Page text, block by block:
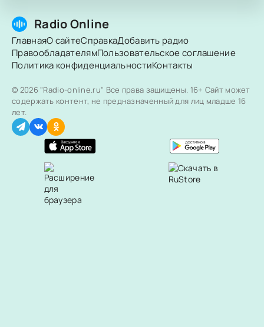
Radio Online
ГлавнаяО сайтеСправкаДобавить радио
ПравообладателямПользовательское соглашение
Политика конфиденциальностиКонтакты
© 2026 "Radio-online.ru" Все права защищены. 16+ Сайт может
содержать контент, не предназначенный для лиц младше 16
лет.